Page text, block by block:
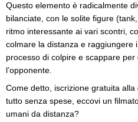
Questo elemento è radicalmente
bilanciate, con le solite figure
ritmo interessante ai vari scontri,
colmare la distanza e raggiungere
processo di colpire e scappare
l’opponente.
Come detto, iscrizione gratuita
tutto senza spese, eccovi un
umani da distanza?